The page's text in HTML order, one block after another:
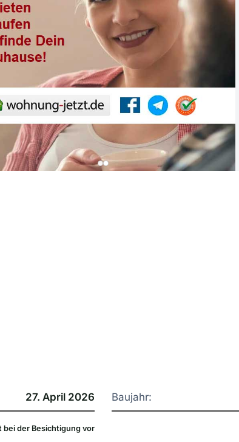
27. April 2026 Baujahr:
bei der Besichtigung vor